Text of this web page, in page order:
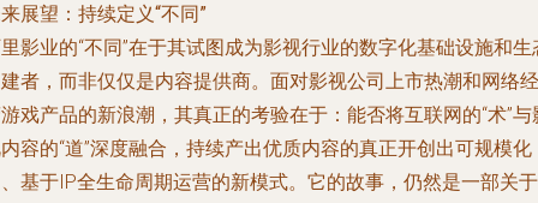
展望：持续定义“不同”
影业的“不同”在于其试图成为影视行业的数字化基础设施和生
者，而非仅仅是内容提供商。面对影视公司上市热潮和网络经
戏产品的新浪潮，其真正的考验在于：能否将互联网的“术”与
容的“道”深度融合，持续产出优质内容的真正开创出可规模化
基于IP全生命周期运营的新模式。它的故事，仍然是一部关于